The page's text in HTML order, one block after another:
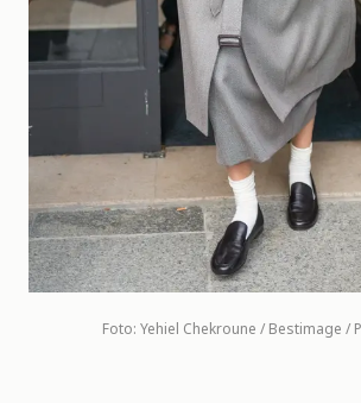
Foto: Yehiel Chekroune / Bestimage /